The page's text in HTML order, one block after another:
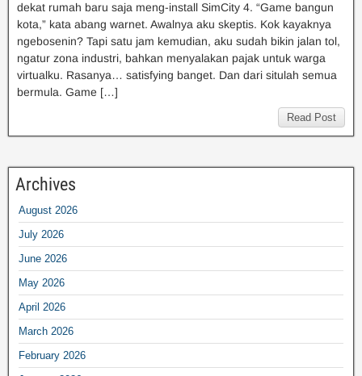
dekat rumah baru saja meng-install SimCity 4. “Game bangun
kota,” kata abang warnet. Awalnya aku skeptis. Kok kayaknya
ngebosenin? Tapi satu jam kemudian, aku sudah bikin jalan tol,
ngatur zona industri, bahkan menyalakan pajak untuk warga
virtualku. Rasanya… satisfying banget. Dan dari situlah semua
bermula. Game […]
Read Post
Archives
August 2026
July 2026
June 2026
May 2026
April 2026
March 2026
February 2026